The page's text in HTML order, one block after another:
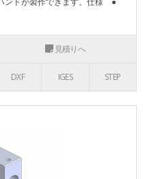
見積りへ
DXF IGES STEP